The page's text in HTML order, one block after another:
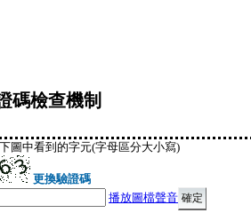
碼檢查機制
圖中看到的字元(字母區分大小寫)
更換驗證碼
播放圖檔聲音